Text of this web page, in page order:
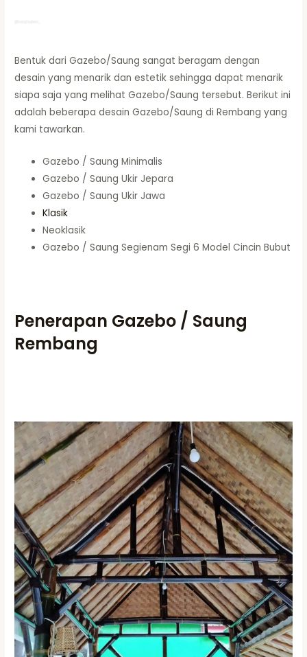
Bentuk dari Gazebo/Saung sangat beragam dengan
desain yang menarik dan estetik sehingga dapat menarik
siapa saja yang melihat Gazebo/Saung tersebut. Berikut ini
adalah beberapa desain Gazebo/Saung di Rembang yang
kami tawarkan.
Gazebo / Saung Minimalis
Gazebo / Saung Ukir Jepara
Gazebo / Saung Ukir Jawa
Klasik
Neoklasik
Gazebo / Saung Segienam Segi 6 Model Cincin Bubut
Penerapan Gazebo / Saung
Rembang